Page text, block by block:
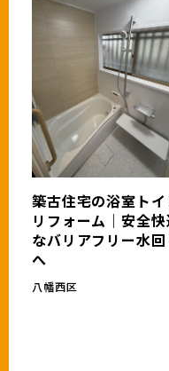
築古住宅の浴室トイ
リフォーム｜安全
なバリアフリー水回
へ
八幡西区